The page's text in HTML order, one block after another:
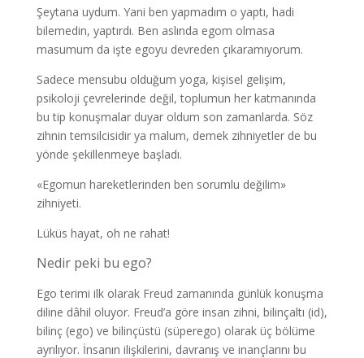
Şeytana uydum. Yani ben yapmadım o yaptı, hadi
bilemedin, yaptırdı. Ben aslında egom olmasa
masumum da işte egoyu devreden çıkaramıyorum.
Sadece mensubu olduğum yoga, kişisel gelişim,
psikoloji çevrelerinde değil, toplumun her katmanında
bu tip konuşmalar duyar oldum son zamanlarda. Söz
zihnin temsilcisidir ya malum, demek zihniyetler de bu
yönde şekillenmeye başladı.
«Egomun hareketlerinden ben sorumlu değilim»
zihniyeti.
Lüküs hayat, oh ne rahat!
Nedir peki bu ego?
Ego terimi ilk olarak Freud zamanında günlük konuşma
diline dâhil oluyor. Freud’a göre insan zihni, bilinçaltı (id),
bilinç (ego) ve bilinçüstü (süperego) olarak üç bölüme
ayrılıyor. İnsanın ilişkilerini, davranış ve inançlarını bu